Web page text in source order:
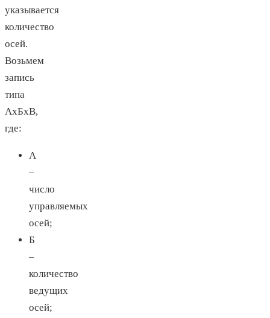
указывается
количество
осей.
Возьмем
запись
типа
АхБхВ,
где:
А
–
число
управляемых
осей;
Б
–
количество
ведущих
осей;